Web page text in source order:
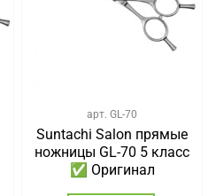
арт. GL-70
Suntachi Salon прямые
ножницы GL-70 5 класс
✅ Оригинал